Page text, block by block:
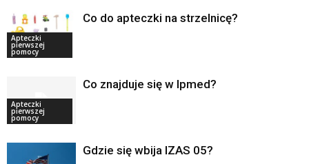
Apteczki
pierwszej
pomocy
Co do apteczki na strzelnicę?
Apteczki
pierwszej
pomocy
Co znajduje się w Ipmed?
Gdzie się wbija IZAS 05?